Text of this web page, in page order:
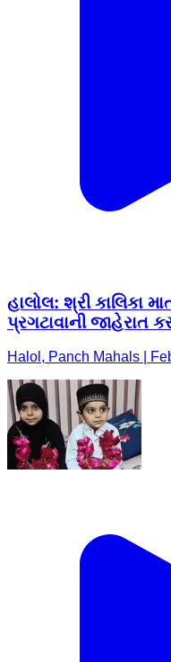
હાલોલ: શ્રી કાલિકા
પ્રગટાવાની જાહેરાત
Halol, Panch Mahals |